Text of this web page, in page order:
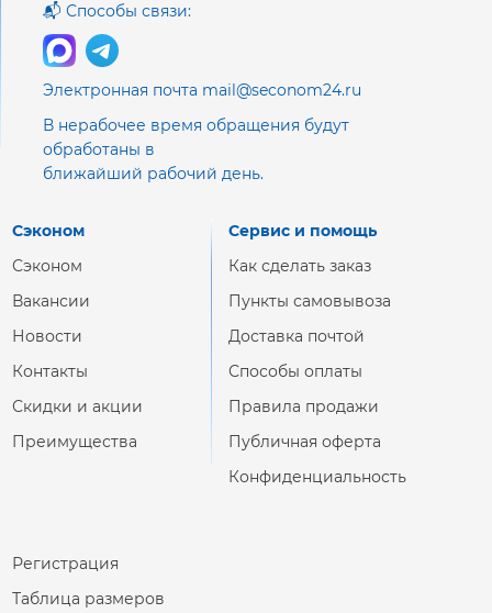
📬 Способы связи:
Электронная почта mail@seconom24.ru
В нерабочее время обращения будут
обработаны в
ближайший рабочий день.
Сэконом
Сэконом
Вакансии
Новости
Контакты
Скидки и акции
Преимущества
Сервис и помощь
Как сделать заказ
Пункты самовывоза
Доставка почтой
Способы оплаты
Правила продажи
Публичная оферта
Конфиденциальность
Регистрация
Таблица размеров